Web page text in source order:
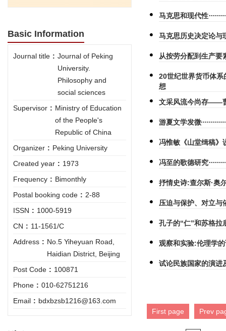
Basic Information
Journal title : Journal of Peking
University.
Philosophy and
social sciences
Supervisor : Ministry of Education
of the People's
Republic of China
Organizer : Peking University
Created year : 1973
Frequency : Bimonthly
Postal booking code : 2-88
ISSN : 1000-5919
CN : 11-1561/C
Address : No.5 Yiheyuan Road,
Haidian District, Beijing
Post Code : 100871
Phone : 010-62751216
Email : bdxbzsb1216@163.com
马克思和现代性
马克思历史决定论与
从按劳分配到生产要
20世纪世界货币体
想
文采风流今尚存——
游夏文学发微
冯惟敏《山堂缉稿》
冯至的歌德研究
抒情史诗:查尔斯·奥
压迫与保护、对立
孔子的“仁”和苏格拉
观察和实验:伦理学
试论民族国家的演进
First page Prev